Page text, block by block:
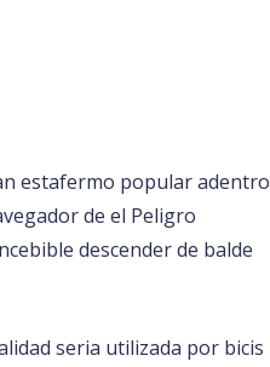
estafermo popular adentro
de el Peligro
descender de balde
seria utilizada por bicis